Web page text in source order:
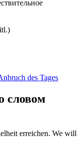
des Tages
словом
erreichen. We will